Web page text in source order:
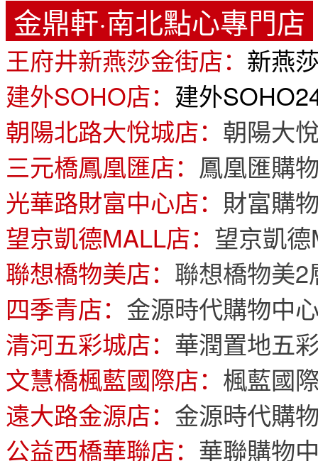
金鼎軒·南北點心專門店
王府井新燕莎金街店： 新燕
建外SOHO店： 建外
朝陽北路大悅城店： 朝陽大
三元橋鳳凰匯店： 鳳凰匯購
光華路財富中心店： 財富購
望京凱德MALL店： 望京凱
聯想橋物美店： 聯想橋物美2
四季青店： 金源時代購物中
清河五彩城店： 華潤置地五
文慧橋楓藍國際店： 楓藍國
遠大路金源店： 金源時代購
公益西橋華聯店： 華聯購物